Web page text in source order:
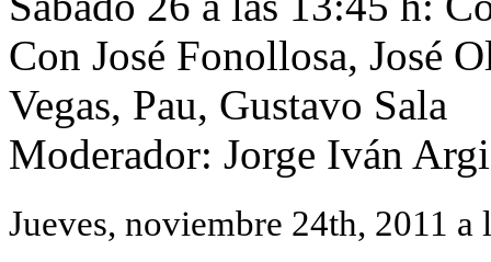
Con José Fonollosa, José
Vegas, Pau, Gustavo Sala
Moderador: Jorge Iván
Jueves, noviembre 24th, 2011 a